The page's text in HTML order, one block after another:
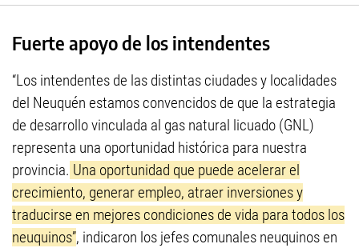
Fuerte apoyo de los intendentes
“Los intendentes de las distintas ciudades y localidades
del Neuquén estamos convencidos de que la estrategia
de desarrollo vinculada al gas natural licuado (GNL)
representa una oportunidad histórica para nuestra
provincia. Una oportunidad que puede acelerar el
crecimiento, generar empleo, atraer inversiones y
traducirse en mejores condiciones de vida para todos los
neuquinos”, indicaron los jefes comunales neuquinos en